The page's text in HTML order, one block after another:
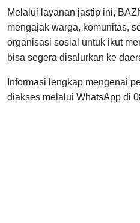
Melalui layanan jastip ini,
mengajak warga, komunitas,
organisasi sosial untuk ikut
bisa segera disalurkan ke
Informasi lengkap mengenai
diakses melalui WhatsApp di